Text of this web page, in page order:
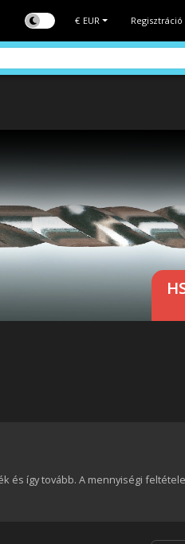
€ EUR Regisztráció
és így tovább. A mennyiségi